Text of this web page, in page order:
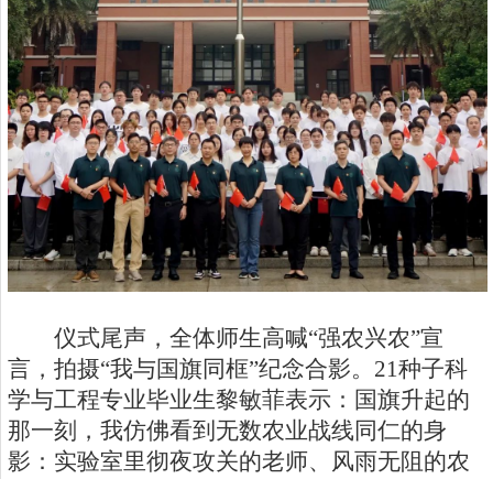
仪式尾声，全体师生高喊“强农兴农”宣
言，拍摄“我与国旗同框”纪念合影。 21种子科
学与工程专业毕业生黎敏菲表示：国旗升起的
那一刻，我仿佛看到无数农业战线同仁的身
影：实验室里彻夜攻关的老师、风雨无阻的农